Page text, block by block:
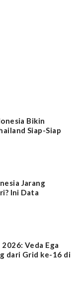
Bikin
Siap-Siap
Jarang
Ini Data
Veda Ega
dari Grid ke-16 di